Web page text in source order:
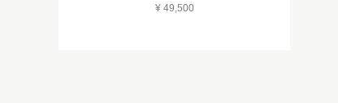
¥ 49,500